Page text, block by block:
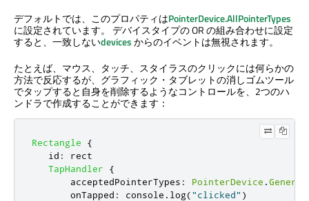
デフォルトでは、このプロパティはPointerDevice.AllPointerTypes
に設定されています。 デバイスタイプの OR の組み合わせに設定
すると、一致しないdevicesからのイベントは無視されます。
たとえば、マウス、タッチ、スタイラスのクリックには何らかの
方法で反応するが、グラフィック・タブレットの消しゴムツール
でタップすると自身を削除するようなコントロールを、2つのハ
ンドラで作成することができます：
Rectangle
{
id :
rect
TapHandler
{
acceptedPointerTypes : PointerDevice .Generic
onTapped : console . log("clicked" )